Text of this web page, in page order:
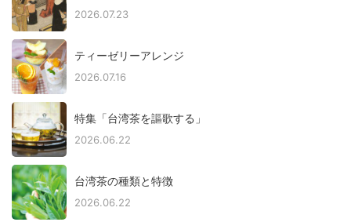
2026.07.23
ティーゼリーアレンジ
2026.07.16
特集「台湾茶を謳歌する」
2026.06.22
台湾茶の種類と特徴
2026.06.22